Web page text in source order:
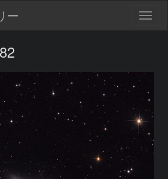
ー